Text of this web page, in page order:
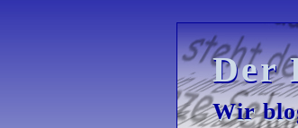
Der
Der
Wir
Wir